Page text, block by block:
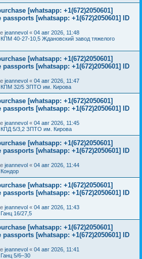
[whatsapp: +1(672)2050601]
[whatsapp: +1(672)2050601] ID
jeannevol « 04 авг 2026, 11:48
КПМ 40-27-10,5 Ждановский завод тяжелого
[whatsapp: +1(672)2050601]
[whatsapp: +1(672)2050601] ID
jeannevol « 04 авг 2026, 11:47
КПМ 32/5 ЗПТО им. Кирова
[whatsapp: +1(672)2050601]
[whatsapp: +1(672)2050601] ID
jeannevol « 04 авг 2026, 11:45
КПД 5/3,2 ЗПТО им. Кирова
[whatsapp: +1(672)2050601]
[whatsapp: +1(672)2050601] ID
jeannevol « 04 авг 2026, 11:44
Кондор
[whatsapp: +1(672)2050601]
[whatsapp: +1(672)2050601] ID
jeannevol « 04 авг 2026, 11:43
Ганц 16/27,5
[whatsapp: +1(672)2050601]
[whatsapp: +1(672)2050601] ID
jeannevol « 04 авг 2026, 11:41
Ганц 5/6–30